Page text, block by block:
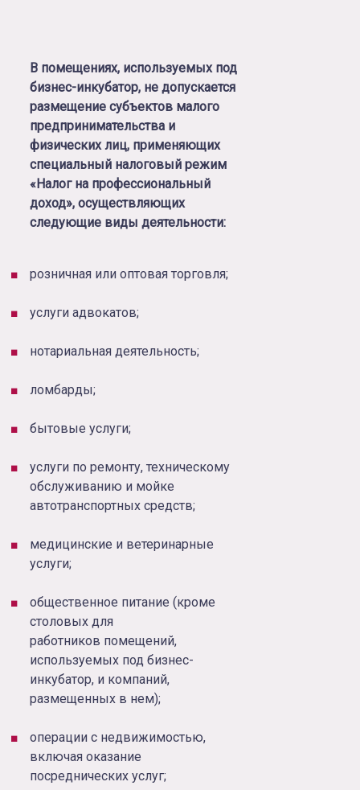
В помещениях, используемых под
бизнес-инкубатор, не допускается
размещение субъектов малого
предпринимательства и
физических лиц, применяющих
специальный налоговый режим
«Налог на профессиональный
доход», осуществляющих
следующие виды деятельности:
розничная или оптовая торговля;
услуги адвокатов;
нотариальная деятельность;
ломбарды;
бытовые услуги;
услуги по ремонту, техническому
обслуживанию и мойке
автотранспортных средств;
медицинские и ветеринарные
услуги;
общественное питание (кроме
столовых для
работников помещений,
используемых под бизнес-
инкубатор, и компаний,
размещенных в нем);
операции с недвижимостью,
включая оказание
посреднических услуг;